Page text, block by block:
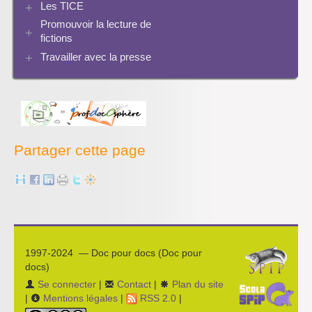
Les TICE
Archives Audiovisuel et Tice
Promouvoir la lecture de
fictions
Bibliographies
Travailler avec la presse
Enseigner la presse écrite
L’économie des médias
Partager cette page
1997-2024 — Doc pour docs (Doc pour
docs)
Se connecter | Contact |
Plan du site
|
Mentions légales | RSS 2.0 |